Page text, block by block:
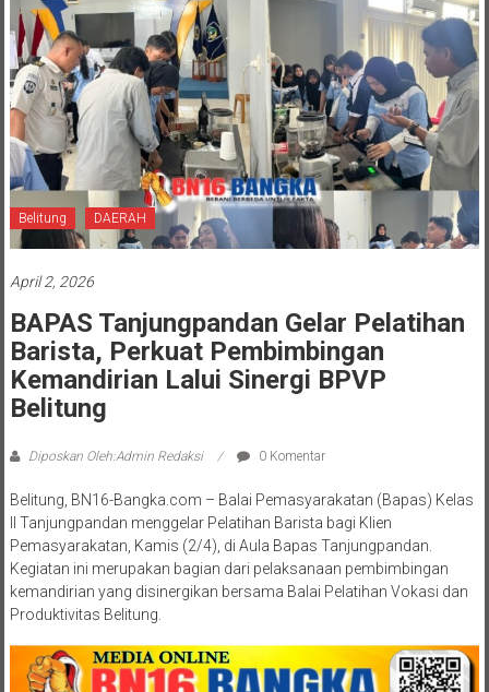
Belitung DAERAH
April 2, 2026
BAPAS Tanjungpandan Gelar Pelatihan
Barista, Perkuat Pembimbingan
Kemandirian Lalui Sinergi BPVP
Belitung
Diposkan Oleh:Admin Redaksi 0 Komentar
Belitung, BN16-Bangka.com – Balai Pemasyarakatan (Bapas) Kelas
II Tanjungpandan menggelar Pelatihan Barista bagi Klien
Pemasyarakatan, Kamis (2/4), di Aula Bapas Tanjungpandan.
Kegiatan ini merupakan bagian dari pelaksanaan pembimbingan
kemandirian yang disinergikan bersama Balai Pelatihan Vokasi dan
Produktivitas Belitung.